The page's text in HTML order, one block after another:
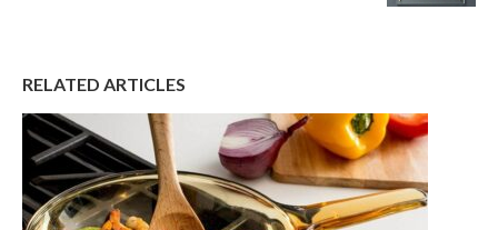
RELATED ARTICLES